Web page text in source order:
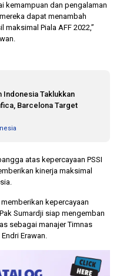
kemampuan dan pengalaman
dapat menambah
Piala AFF 2022,”
Indonesia Taklukkan
Barcelona Target
atas kepercayaan PSSI
kinerja maksimal
kepercayaan
Sumardji siap mengemban
sebagai manajer Timnas
Erawan.
10 bulan lalu
KPU
Keputusan